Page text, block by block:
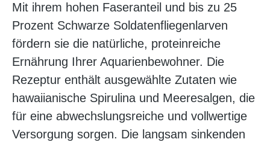
Mit ihrem hohen Faseranteil und bis zu 25
Prozent Schwarze Soldatenfliegenlarven
fördern sie die natürliche, proteinreiche
Ernährung Ihrer Aquarienbewohner. Die
Rezeptur enthält ausgewählte Zutaten wie
hawaiianische Spirulina und Meeresalgen, die
für eine abwechslungsreiche und vollwertige
Versorgung sorgen. Die langsam sinkenden